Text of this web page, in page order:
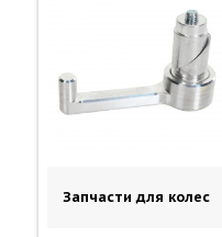
Запчасти для колес